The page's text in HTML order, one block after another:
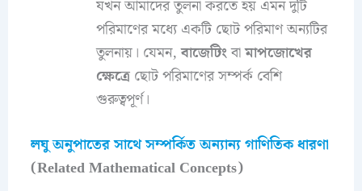
যখন আমাদের তুলনা করতে হয় এমন দুটি
পরিমাণের মধ্যে একটি ছোট পরিমাণ অন্যটির
তুলনায়। যেমন,বাজেটিংবামাপজোখের
ক্ষেত্রেছোট পরিমাণের সম্পর্ক বেশি
গুরুত্বপূর্ণ।
লঘু অনুপাতের সাথে সম্পর্কিত অন্যান্য গাণিতিক ধারণা
(Related Mathematical Concepts)